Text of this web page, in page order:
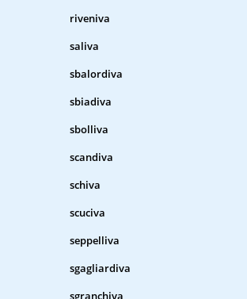
riveniva
saliva
sbalordiva
sbiadiva
sbolliva
scandiva
schiva
scuciva
seppelliva
sgagliardiva
sgranchiva